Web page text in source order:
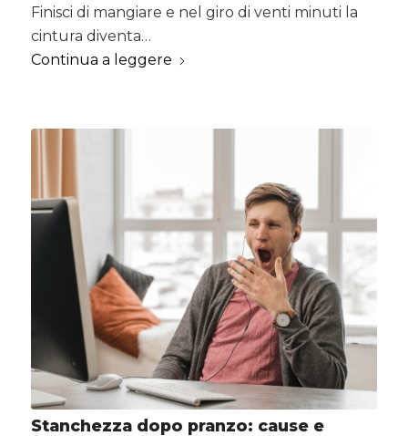
Finisci di mangiare e nel giro di venti minuti la
cintura diventa…
Continua a leggere
Stanchezza dopo pranzo: cause e